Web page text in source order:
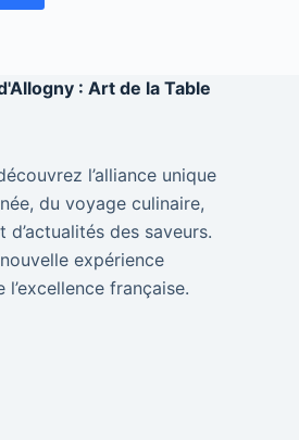
: Art de la Table
l’alliance unique
du voyage culinaire,
d’actualités des saveurs.
expérience
française.